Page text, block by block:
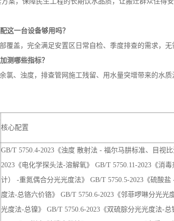
GB/T 5750.4-2023《浊度 散射法 - 福尔马肼标准、目视
2023《电化学探头法-溶解氧》 GB/T 5750.11-2023《消
水样的臭和味》 GB/T5750.4-2023《浊度 福尔马肼法》
群》 GB/T 5750.12-2023《平皿计数法 菌落总数》
进口固态冷光源，光源寿命至少10万小时，无热损耗、
7英寸IPS高清广视角触摸屏，分辨率1024*600，显示清
380/410/430/470/520/538/595/614/630/650nm等（可根据